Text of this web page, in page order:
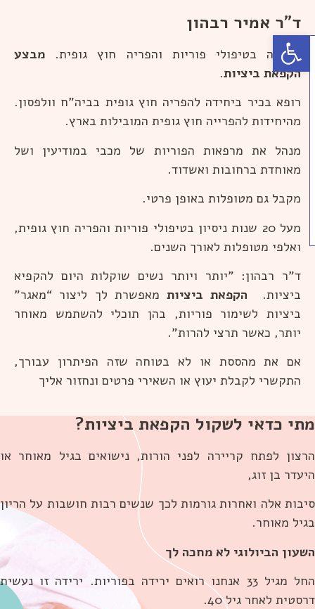
פתח סרגל נגישות
ד"ר אמיר רבהון
מומחה בטיפולי פוריות והפריה חוץ גופית.
מבצע
הקפאת ביציות.
רופא בכיר ביחידה להפריה חוץ גופית בביה"ח וולפסון.
מהיחידות להפרייה חוץ גופית המובילות בארץ.
מנהל את מרפאות הפוריות של מכבי במודיעין ושל
מאוחדת ברחובות ואשדוד.
מקבל גם מטופלות באופן פרטי.
מעל 20 שנות ניסיון בטיפולי פוריות והפריה חוץ גופית,
ואלפי מטופלות לאורך השנים.
ד"ר רבהון: "יותר ויותר נשים שוקלות היום להקפיא
ביציות.
הקפאת ביציותמאפשרת לך ליצור “מאגר”
ביציות לשימור פוריות, בהן תוכלי להשתמש מאוחר
יותר, כאשר תרצי להרות".
אם את מהססת או לא בטוחה שזה הפיתרון עבורך,
התקשרי לקבלת יעוץ או השאירי פרטים ונחזור אליך
כדאי לשקול הקפאת ביציות?
לפתח קריירה לפני הורות, נישואים בגיל מאוחר או
בן זוג,
אלה ואחרות גורמות לכך שנשים רבות חושבות על הריון
מאוחר.
הביולוגי לא מחכה לך
החל מגיל 33 אנחנו רואים ירידה בפוריות. ירידה זו נעשית
לאחר גיל 40.